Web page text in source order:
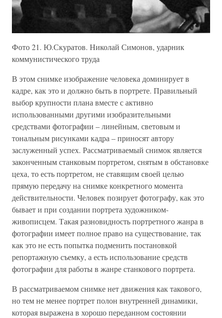
Фото 21. Ю.Скуратов. Николай Симонов, ударник
коммунистического труда
В этом снимке изображение человека доминирует в
кадре, как это и должно быть в портрете. Правильный
выбор крупности плана вместе с активно
использованными другими изобразительными
средствами фотографии – линейным, световым и
тональным рисунками кадра – приносят автору
заслуженный успех. Рассматриваемый снимок является
законченным станковым портретом, снятым в обстановке
цеха, то есть портретом, не ставящим своей целью
прямую передачу на снимке конкретного момента
действительности. Человек позирует фотографу, как это
бывает и при создании портрета художником-
живописцем. Такая разновидность портретного жанра в
фотографии имеет полное право на существование, так
как это не есть попытка подменить постановкой
репортажную съемку, а есть использование средств
фотографии для работы в жанре станкового портрета.
В рассматриваемом снимке нет движения как такового,
но тем не менее портрет полон внутренней динамики,
которая выражена в хорошо переданном состоянии